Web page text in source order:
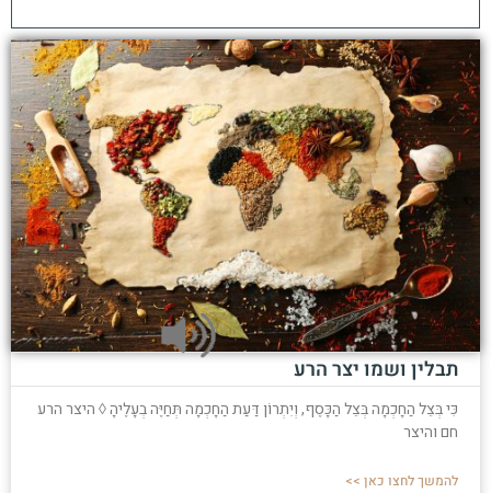
תבלין ושמו יצר הרע
כִּי בְּצֵל הַחָכְמָה בְּצֵל הַכָּסֶף, וְיִתְרוֹן דַּעַת הַחָכְמָה תְּחַיֶּה בְעָלֶיהָ ◊ היצר הרע
חם והיצר
להמשך לחצו כאן >>